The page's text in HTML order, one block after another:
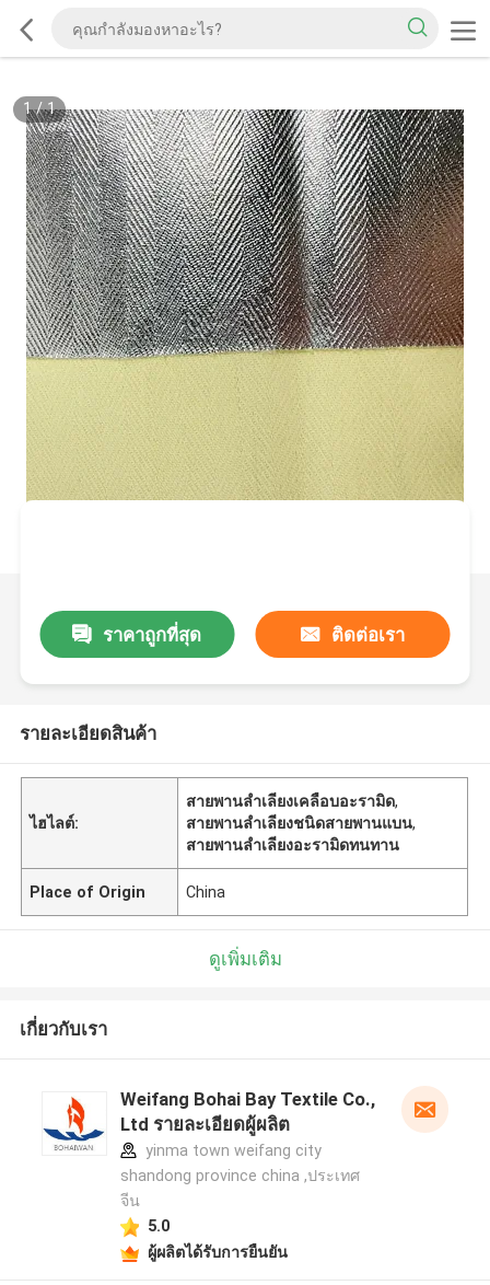
1/1
ราคาถูกที่สุด ติดต่อเรา
รายละเอียดสินค้า
ไฮไลต์:
สายพานลำเลียงเคลือบอะรามิด,
สายพานลำเลียงชนิดสายพานแบน,
สายพานลำเลียงอะรามิดทนทาน
Place of Origin China
ดูเพิ่มเติม
เกี่ยวกับเรา
Weifang Bohai Bay Textile Co.,
Ltd รายละเอียดผู้ผลิต
yinma town weifang city
shandong province china ,ประเทศ
จีน
5.0
ผู้ผลิตได้รับการยืนยัน